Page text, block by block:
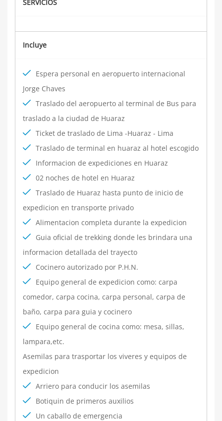
SERVICIOS
Incluye
Espera personal en aeropuerto internacional
Jorge Chaves
Traslado del aeropuerto al terminal de Bus para
traslado a la ciudad de Huaraz
Ticket de traslado de Lima -Huaraz - Lima
Traslado de terminal en huaraz al hotel escogido
Informacion de expediciones en Huaraz
02 noches de hotel en Huaraz
Traslado de Huaraz hasta punto de inicio de
expedicion en transporte privado
Alimentacion completa durante la expedicion
Guia oficial de trekking donde les brindara una
informacion detallada del trayecto
Cocinero autorizado por P.H.N.
Equipo general de expedicion como: carpa
comedor, carpa cocina, carpa personal, carpa de
baño, carpa para guia y cocinero
Equipo general de cocina como: mesa, sillas,
lampara,etc.
Asemilas para trasportar los viveres y equipos de
expedicion
Arriero para conducir los asemilas
Botiquin de primeros auxilios
Un caballo de emergencia